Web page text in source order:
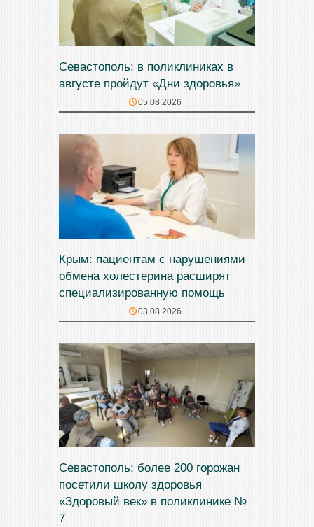
Севастополь: в поликлиниках в
августе пройдут «Дни здоровья»
05.08.2026
Крым: пациентам с нарушениями
обмена холестерина расширят
специализированную помощь
03.08.2026
Севастополь: более 200 горожан
посетили школу здоровья
«Здоровый век» в поликлинике №
7